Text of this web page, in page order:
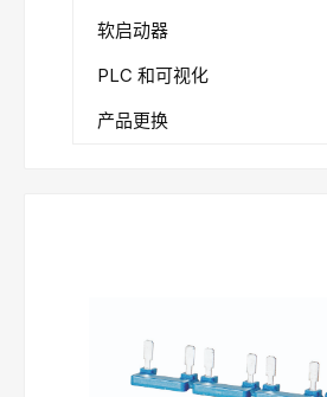
软启动器
PLC 和可视化
产品更换